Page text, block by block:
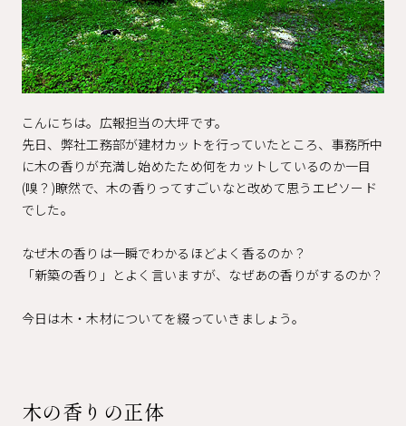
こんにちは。広報担当の大坪です。
先日、弊社工務部が建材カットを行っていたところ、事務所中
に木の香りが充満し始めたため何をカットしているのか一目
(嗅？)瞭然で、木の香りってすごいなと改めて思うエピソード
でした。
なぜ木の香りは一瞬でわかるほどよく香るのか？
「新築の香り」とよく言いますが、なぜあの香りがするのか？
今日は木・木材についてを綴っていきましょう。
木の香りの正体